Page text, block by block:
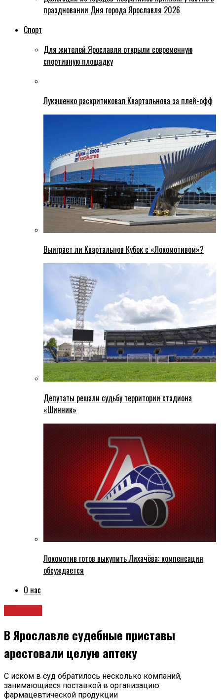
праздновании Дня города Ярославля 2026
Спорт
Для жителей Ярославля открыли современную
спортивную площадку
Лукашенко раскритиковал Квартальнова за плей-офф
Выиграет ли Квартальнов Кубок с «Локомотивом»?
Депутаты решали судьбу территории стадиона
«Шинник»
Локомотив готов выкупить Лихачёва: компенсация
обсуждается
О нас
В Ярославле судебные приставы
арестовали целую аптеку
С иском в суд обратилось несколько компаний,
занимающиеся поставкой в организацию
фармацевтической продукции